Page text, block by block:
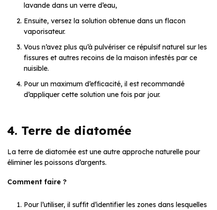
lavande dans un verre d’eau,
Ensuite, versez la solution obtenue dans un flacon
vaporisateur.
Vous n’avez plus qu’à pulvériser ce répulsif naturel sur les
fissures et autres recoins de la maison infestés par ce
nuisible.
Pour un maximum d’efficacité, il est recommandé
d’appliquer cette solution une fois par jour.
4. Terre de diatomée
La terre de diatomée est une autre approche naturelle pour
éliminer les poissons d’argents.
Comment faire ?
Pour l’utiliser, il suffit d’identifier les zones dans lesquelles